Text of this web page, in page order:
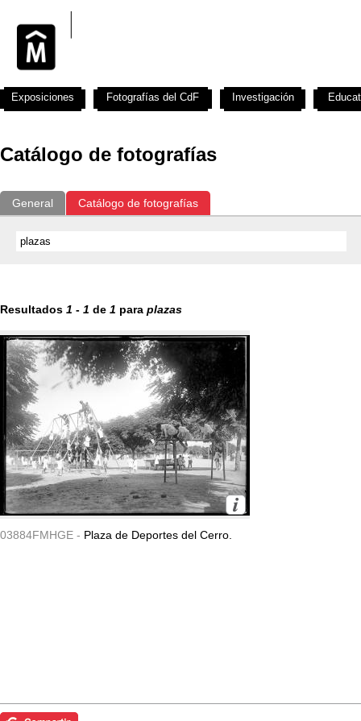
Catálogo de fotografías
General Catálogo de fotografías
Resultados 1 - 1 de 1 para plazas
03884FMHGE - Plaza de Deportes del Cerro.
Exposiciones Fotografías del CdF Investigación